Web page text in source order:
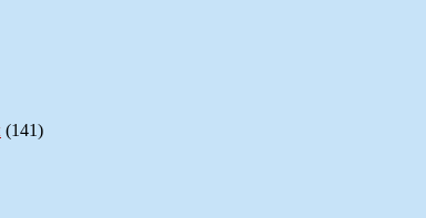
(141)